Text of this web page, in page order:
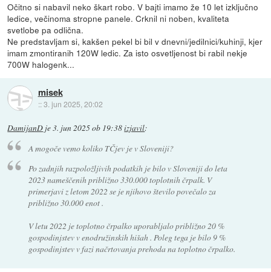
Očitno si nabavil neko škart robo. V bajti imamo že 10 let izključno
ledice, večinoma stropne panele. Crknil ni noben, kvaliteta
svetlobe pa odlična.
Ne predstavljam si, kakšen pekel bi bil v dnevni/jedilnici/kuhinji, kjer
imam zmontiranih 120W ledic. Za isto osvetljenost bi rabil nekje
700W halogenk...
misek
::3. jun 2025, 20:02
DamijanD je3. jun 2025 ob 19:38izjavil:
A mogoče vemo koliko TČjev je v Sloveniji?
Po zadnjih razpoložljivih podatkih je bilo v Sloveniji do leta
2023 nameščenih približno 330.000 toplotnih črpalk. V
primerjavi z letom 2022 se je njihovo število povečalo za
približno 30.000 enot .
V letu 2022 je toplotno črpalko uporabljalo približno 20 %
gospodinjstev v enodružinskih hišah . Poleg tega je bilo 9 %
gospodinjstev v fazi načrtovanja prehoda na toplotno črpalko.